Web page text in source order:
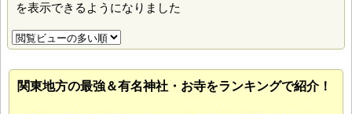
を表示できるようになりました
関東地方の最強＆有名神社・お寺をランキングで紹介！